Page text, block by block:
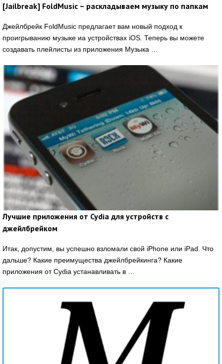
[Jailbreak] FoldMusic – раскладываем музыку по папкам
Джейлбрейк FoldMusic предлагает вам новый подход к
проигрыванию музыке иа устройствах iOS. Теперь вы можете
создавать плейлисты из приложения Музыка …
Лучшие приложения от Cydia для устройств с
джейлбрейком
Итак, допустим, вы успешно взломали свой iPhone или iPad. Что
дальше? Какие преимущества джейлбрейкинга? Какие
приложения от Cydia устанавливать в …